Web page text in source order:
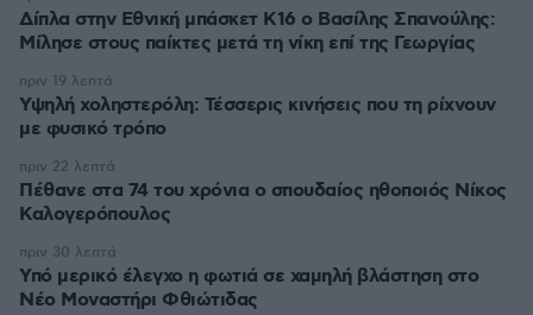
Δίπλα στην Εθνική μπάσκετ Κ16 ο Βασίλης Σπανούλης:
Μίλησε στους παίκτες μετά τη νίκη επί της Γεωργίας
Υψηλή χοληστερόλη: Τέσσερις κινήσεις που τη ρίχνουν
με φυσικό τρόπο
πριν 19 λεπτά
Πέθανε στα 74 του χρόνια ο σπουδαίος ηθοποιός Νίκος
Καλογερόπουλος
πριν 22 λεπτά
Υπό μερικό έλεγχο η φωτιά σε χαμηλή βλάστηση στο
Νέο Μοναστήρι Φθιώτιδας
πριν 30 λεπτά